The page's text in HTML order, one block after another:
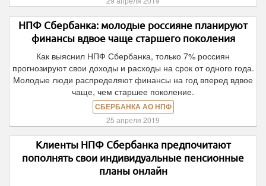
НПФ Сбербанка: молодые россияне планируют
финансы вдвое чаще старшего поколения
Как выяснил НПФ Сбербанка, только 7% россиян
прогнозируют свои доходы и расходы на срок от одного года.
Молодые люди распределяют финансы на год вперед вдвое
чаще, чем старшее поколение.
СБЕРБАНКА АО НПФ
25 апреля 2019
Клиенты НПФ Сбербанка предпочитают
пополнять свои индивидуальные пенсионные
планы онлайн